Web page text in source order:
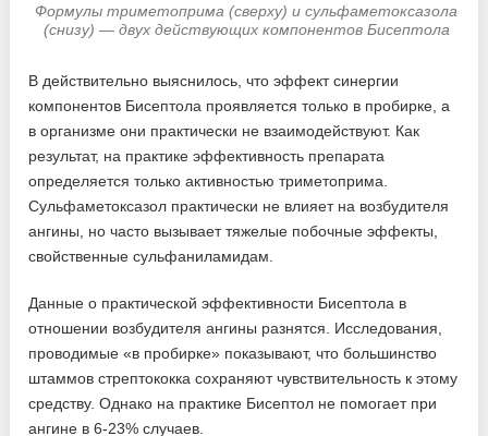
Формулы триметоприма (сверху) и сульфаметоксазола
(снизу) — двух действующих компонентов Бисептола
В действительно выяснилось, что эффект синергии
компонентов Бисептола проявляется только в пробирке, а
в организме они практически не взаимодействуют. Как
результат, на практике эффективность препарата
определяется только активностью триметоприма.
Сульфаметоксазол практически не влияет на возбудителя
ангины, но часто вызывает тяжелые побочные эффекты,
свойственные сульфаниламидам.
Данные о практической эффективности Бисептола в
отношении возбудителя ангины разнятся. Исследования,
проводимые «в пробирке» показывают, что большинство
штаммов стрептококка сохраняют чувствительность к этому
средству. Однако на практике Бисептол не помогает при
ангине в 6-23% случаев.